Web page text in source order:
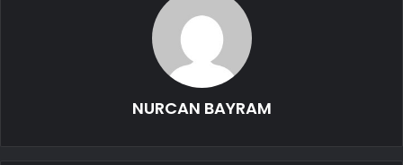
NURCAN BAYRAM